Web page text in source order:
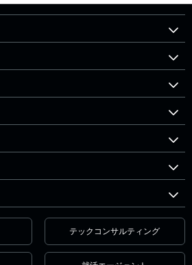
テックコンサルティング